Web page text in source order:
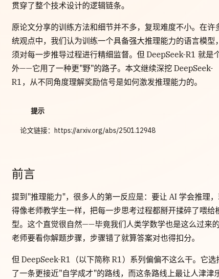
贯穿了整个技术设计的逻辑链条。
原论文分享的训练方法和细节并不多，复现难度不小。在许
统观点中，我们认为训练一个具备强大推理能力的语言模型
须对每一步推导过程进行精细监督。但 DeepSeek-R1 就是
外——它用了一种更"野"的路子。本文继续深挖 DeepSeek-
R1，从不同角度理解奖励信号是如何激发推理能力的。
提示
论文链接：https://arxiv.org/abs/2501.12948
前言
提到"推理能力"，很多人的第一反应是：要让 AI 学会推理
得像老师教学生一样，把每一步思考过程都掰开揉碎了喂给
型。这个直觉很自然——毕竟我们人类学数学也是这么过来
老师要看你解题步骤，步骤错了就算答案对也得扣分。
但 DeepSeek-R1（以下简称 R1）系列偏偏不这么干。它选
了一条更接近"自学成才"的路线，而这条路线上最让人津津